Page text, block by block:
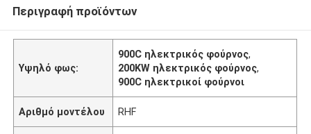
Περιγραφή προϊόντων
Υψηλό φως:
900C ηλεκτρικός φούρνος,
200KW ηλεκτρικός φούρνος,
900C ηλεκτρικοί φούρνοι
Αριθμό μοντέλου RHF